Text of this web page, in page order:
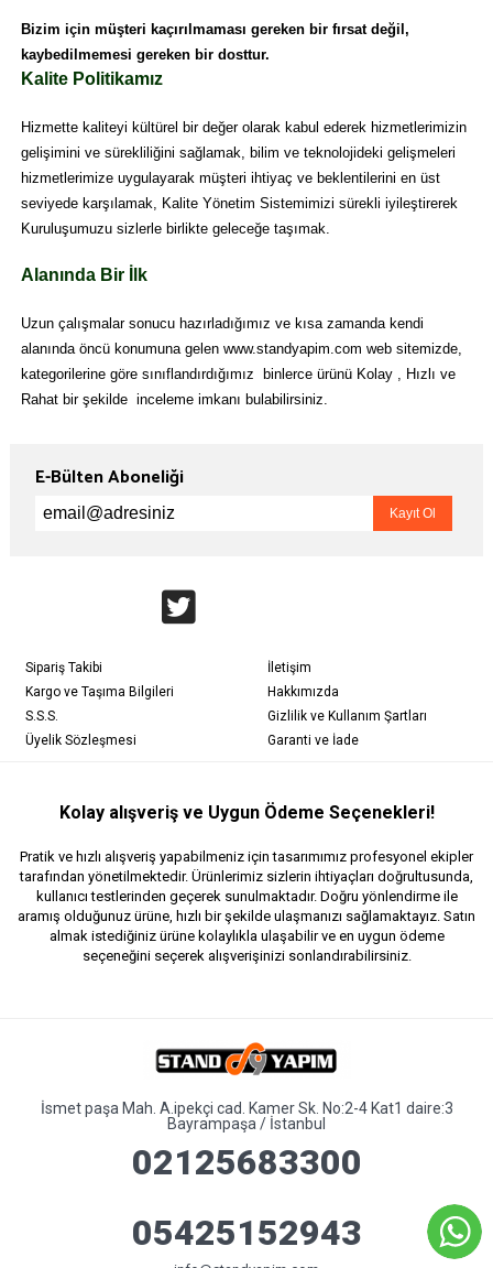
Bizim için müşteri kaçırılmaması gereken bir fırsat değil,
kaybedilmemesi gereken bir dosttur.
Kalite Politikamız
Hizmette kaliteyi kültürel bir değer olarak kabul ederek hizmetlerimizin
gelişimini ve sürekliliğini sağlamak, bilim ve teknolojideki gelişmeleri
hizmetlerimize uygulayarak müşteri ihtiyaç ve beklentilerini en üst
seviyede karşılamak, Kalite Yönetim Sistemimizi sürekli iyileştirerek
Kuruluşumuzu sizlerle birlikte geleceğe taşımak.
Alanında Bir İlk
Uzun çalışmalar sonucu hazırladığımız ve kısa zamanda kendi
alanında öncü konumuna gelen www.standyapim.com web sitemizde,
kategorilerine göre sınıflandırdığımız binlerce ürünü Kolay , Hızlı ve
Rahat bir şekilde inceleme imkanı bulabilirsiniz.
E-Bülten Aboneliği
Sipariş Takibi
Kargo ve Taşıma Bilgileri
S.S.S.
Üyelik Sözleşmesi
İletişim
Hakkımızda
Gizlilik ve Kullanım Şartları
Garanti ve İade
Kolay alışveriş ve Uygun Ödeme Seçenekleri!
Pratik ve hızlı alışveriş yapabilmeniz için tasarımımız profesyonel ekipler
tarafından yönetilmektedir. Ürünlerimiz sizlerin ihtiyaçları doğrultusunda,
kullanıcı testlerinden geçerek sunulmaktadır. Doğru yönlendirme ile
aramış olduğunuz ürüne, hızlı bir şekilde ulaşmanızı sağlamaktayız. Satın
almak istediğiniz ürüne kolaylıkla ulaşabilir ve en uygun ödeme
seçeneğini seçerek alışverişinizi sonlandırabilirsiniz.
İsmet paşa Mah. A.ipekçi cad. Kamer Sk. No:2-4 Kat1 daire:3
Bayrampaşa / İstanbul
02125683300
05425152943